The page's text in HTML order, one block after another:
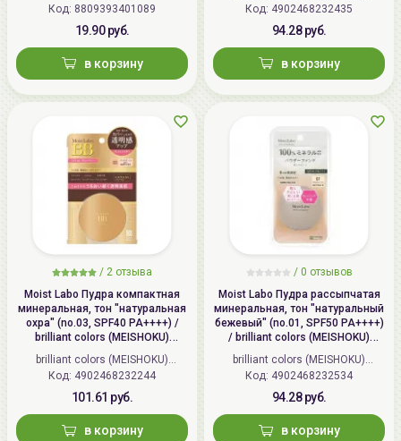
Код: 8809393401089
19.90 руб.
в корзину
(Япония)
Код: 4902468232435
94.28 руб.
в корзину
/ 2 отзыва
Moist Labo Пудра компактная
минеральная, тон "натуральная
охра" (no.03, SPF40 PA++++) /
brilliant colors (MEISHOKU)
MOISTO-LABO BB MINERAL
POWDER
brilliant colors (MEISHOKU)
(Япония)
Код: 4902468232244
101.61 руб.
в корзину
/ 0 отзывов
Moist Labo Пудра рассыпчатая
минеральная, тон "натуральный
бежевый" (no.01, SPF50 PA++++)
/ brilliant colors (MEISHOKU)
MOISTO-LABO BB MINERAL
FOUNDATION
brilliant colors (MEISHOKU)
(Япония)
Код: 4902468232534
94.28 руб.
в корзину